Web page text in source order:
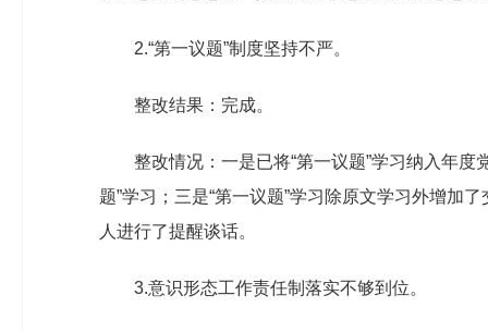
2.“第一议题”制度坚持不严。
整改结果：完成。
整改情况：一是已将“第一议题”学习纳入年
题”学习；三是“第一议题”学习除原文学习外增加
人进行了提醒谈话。
3.意识形态工作责任制落实不够到位。